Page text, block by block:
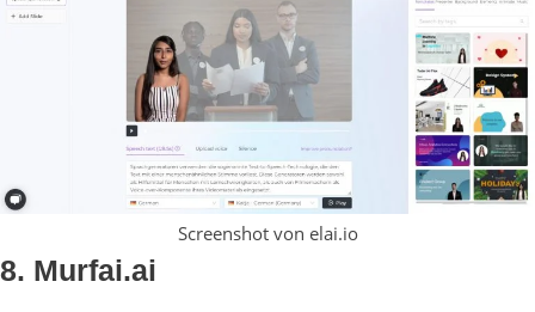
Screenshot von elai.io
8. Murfai.ai